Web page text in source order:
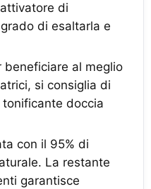
di
di esaltarla e
beneficiare al meglio
si consiglia di
doccia
con il 95% di
La restante
garantisce